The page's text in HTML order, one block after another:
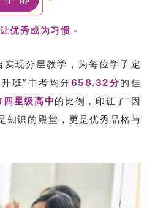
优秀成为习惯 -
现分层教学，为每位学子定
班”中考均分 658.32分的佳
星级高中的比例，印证了“因
知识的殿堂，更是优秀品格与